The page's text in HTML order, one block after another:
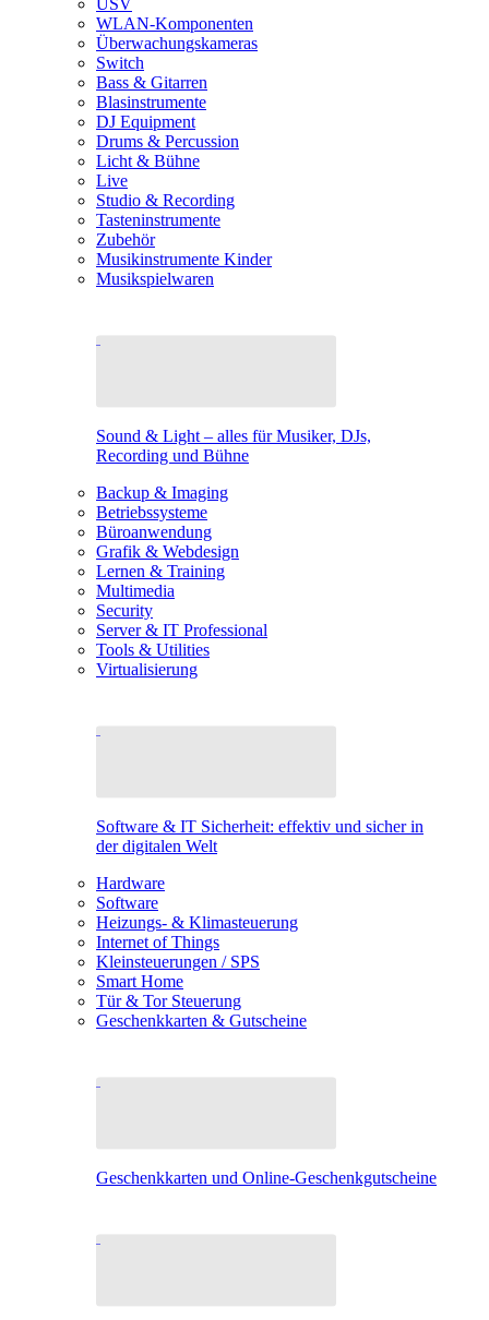
USV
WLAN-Komponenten
Überwachungskameras
Switch
Bass & Gitarren
Blasinstrumente
DJ Equipment
Drums & Percussion
Licht & Bühne
Live
Studio & Recording
Tasteninstrumente
Zubehör
Musikinstrumente Kinder
Musikspielwaren
Sound & Light – alles für Musiker, DJs,
Recording und Bühne
Backup & Imaging
Betriebssysteme
Büroanwendung
Grafik & Webdesign
Lernen & Training
Multimedia
Security
Server & IT Professional
Tools & Utilities
Virtualisierung
Software & IT Sicherheit: effektiv und sicher in
der digitalen Welt
Hardware
Software
Heizungs- & Klimasteuerung
Internet of Things
Kleinsteuerungen / SPS
Smart Home
Tür & Tor Steuerung
Geschenkkarten & Gutscheine
Geschenkkarten und Online-Geschenkgutscheine